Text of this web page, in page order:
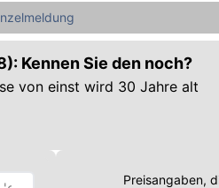
Kennen Sie den noch?
von einst wird 30 Jahre alt
Preisangaben,